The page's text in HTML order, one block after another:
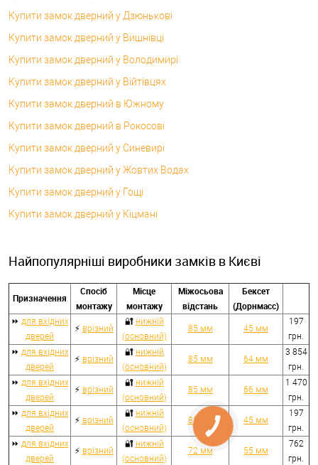
Купити замок дверний у Дзюнькові
Купити замок дверний у Вишнівці
Купити замок дверний у Володимирі
Купити замок дверний у Війтівцях
Купити замок дверний в Южному
Купити замок дверний в Рокосові
Купити замок дверний у Синевирі
Купити замок дверний у Жовтих Водах
Купити замок дверний у Гощі
Купити замок дверний у Кіцмані
Найпопулярніші виробники замків в Києві
Призначення
Спосіб
монтажу
Місце
монтажу
Міжосьова
відстань
Бексет
(Дорнмасс)
⏩ для вхідних
дверей
⚡ врізний
🔐 нижній
(основний)
85 мм 45 мм
197
грн.
⏩ для вхідних
дверей
⚡ врізний
🔐 нижній
(основний)
85 мм 64 мм
3 854
грн.
⏩ для вхідних
дверей
⚡ врізний
🔐 нижній
(основний)
85 мм 66 мм
1 470
грн.
⏩ для вхідних
дверей
⚡ врізний
🔐 нижній
(основний)
85 мм 45 мм
197
грн.
⏩ для вхідних
дверей
⚡ врізний
🔐 нижній
(основний)
72 мм 55 мм
762
грн.